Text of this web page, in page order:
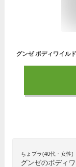
ちょプラ(40代・女性)
グンゼのボディ